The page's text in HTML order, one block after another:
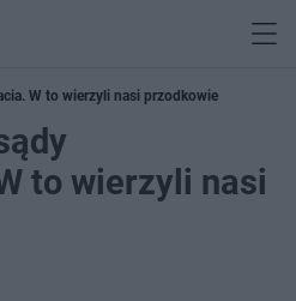
W to wierzyli nasi przodkowie
to wierzyli nasi